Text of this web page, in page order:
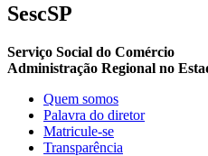
SescSP
Serviço Social do Comércio
Administração Regional no
Quem somos
Palavra do diretor
Matricule-se
Transparência